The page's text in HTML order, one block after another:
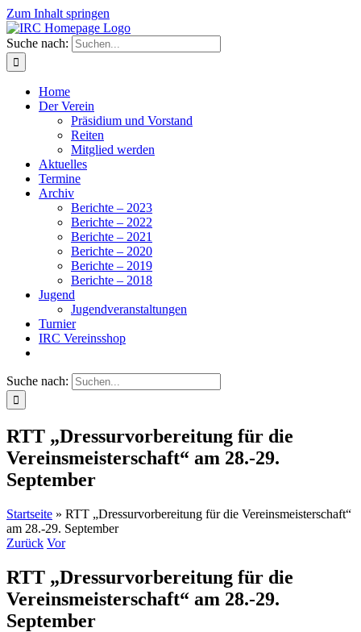
Zum Inhalt springen
Suche nach:
Home
Der Verein
Präsidium und Vorstand
Reiten
Mitglied werden
Aktuelles
Termine
Archiv
Berichte – 2023
Berichte – 2022
Berichte – 2021
Berichte – 2020
Berichte – 2019
Berichte – 2018
Jugend
Jugendveranstaltungen
Turnier
IRC Vereinsshop
Suche nach:
RTT „Dressurvorbereitung für die
Vereinsmeisterschaft“ am 28.-29.
September
Startseite » RTT „Dressurvorbereitung für die Vereinsmeisterschaft“
am 28.-29. September
Zurück Vor
RTT „Dressurvorbereitung für die
Vereinsmeisterschaft“ am 28.-29.
September